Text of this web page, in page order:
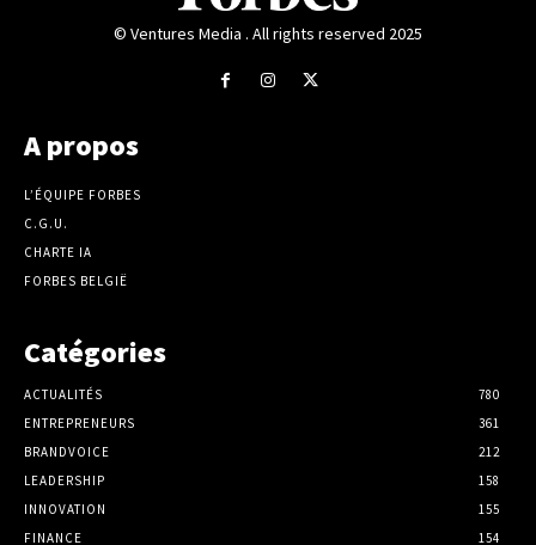
© Ventures Media . All rights reserved 2025
A propos
L’ÉQUIPE FORBES
C.G.U.
CHARTE IA
FORBES BELGIË
Catégories
ACTUALITÉS
780
ENTREPRENEURS
361
BRANDVOICE
212
LEADERSHIP
158
INNOVATION
155
FINANCE
154